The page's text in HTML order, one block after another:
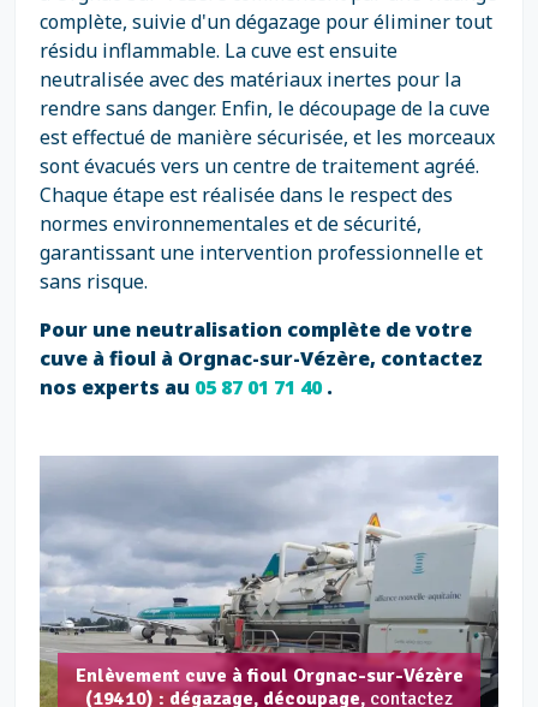
complète, suivie d'un dégazage pour éliminer tout
résidu inflammable. La cuve est ensuite
neutralisée avec des matériaux inertes pour la
rendre sans danger. Enfin, le découpage de la cuve
est effectué de manière sécurisée, et les morceaux
sont évacués vers un centre de traitement agréé.
Chaque étape est réalisée dans le respect des
normes environnementales et de sécurité,
garantissant une intervention professionnelle et
sans risque.
Pour une neutralisation complète de votre
cuve à fioul à Orgnac-sur-Vézère, contactez
nos experts au 05 87 01 71 40.
Enlèvement cuve à fioul Orgnac-sur-Vézère
(19410) : dégazage, découpage, contactez